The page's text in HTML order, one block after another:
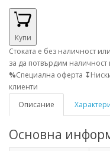
Купи
Стоката е без наличност
за да потвърдим
%Специална оферта ↧
клиенти
Описание
Основна